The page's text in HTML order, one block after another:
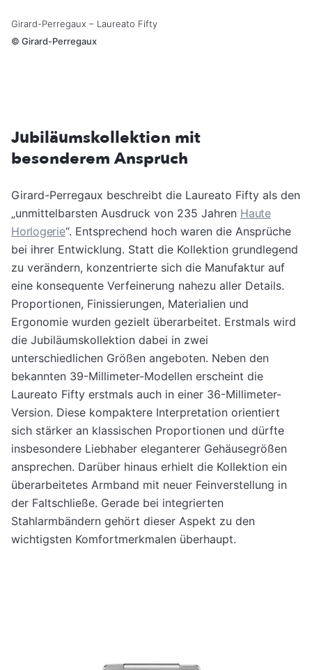
Girard-Perregaux – Laureato Fifty
© Girard-Perregaux
Jubiläumskollektion mit
besonderem Anspruch
Girard-Perregaux beschreibt die Laureato Fifty als den
„unmittelbarsten Ausdruck von 235 Jahren Haute
Horlogerie“. Entsprechend hoch waren die Ansprüche
bei ihrer Entwicklung. Statt die Kollektion grundlegend
zu verändern, konzentrierte sich die Manufaktur auf
eine konsequente Verfeinerung nahezu aller Details.
Proportionen, Finissierungen, Materialien und
Ergonomie wurden gezielt überarbeitet. Erstmals wird
die Jubiläumskollektion dabei in zwei
unterschiedlichen Größen angeboten. Neben den
bekannten 39-Millimeter-Modellen erscheint die
Laureato Fifty erstmals auch in einer 36-Millimeter-
Version. Diese kompaktere Interpretation orientiert
sich stärker an klassischen Proportionen und dürfte
insbesondere Liebhaber eleganterer Gehäusegrößen
ansprechen. Darüber hinaus erhielt die Kollektion ein
überarbeitetes Armband mit neuer Feinverstellung in
der Faltschließe. Gerade bei integrierten
Stahlarmbändern gehört dieser Aspekt zu den
wichtigsten Komfortmerkmalen überhaupt.